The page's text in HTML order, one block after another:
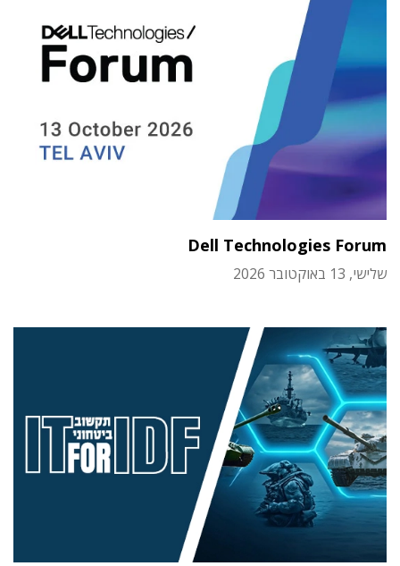
Dell Technologies Forum
שלישי, 13 באוקטובר 2026